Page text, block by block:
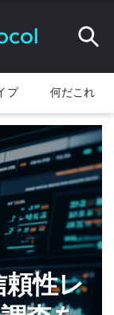
プ 何だこれ
性レ